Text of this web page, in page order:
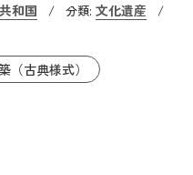
ルネサンス期を代表する
オは街の改修を手掛ける
建築を徹底的に研究し
なデザインを融合させる
ィッラ・カプラは古代ロ
ムを世俗建築に採用した
和国 / 分類: 文化遺産
/
（古典様式）